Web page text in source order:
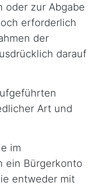
oder zur Abgabe
erforderlich
der
darauf
Art und
im
ein Bürgerkonto
entweder mit